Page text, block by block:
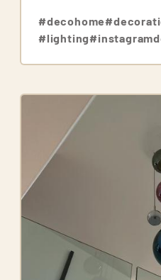
#decohome
#lighting